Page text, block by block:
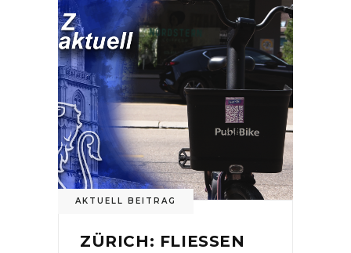
AKTUELL BEITRAG
ZÜRICH: FLIESSEN